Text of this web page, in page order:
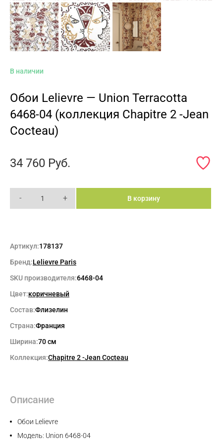
В наличии
Обои Lelievre — Union Terracotta
6468-04 (коллекция Chapitre 2 -Jean
Cocteau)
34 760 Руб.
- + В корзину
Артикул:178137
Бренд:Lelievre Paris
SKU производителя:6468-04
Цвет:коричневый
Состав:Флизелин
Страна:Франция
Ширина:70 см
Коллекция:Chapitre 2 -Jean Cocteau
Описание
Обои Lelievre
Модель: Union 6468-04